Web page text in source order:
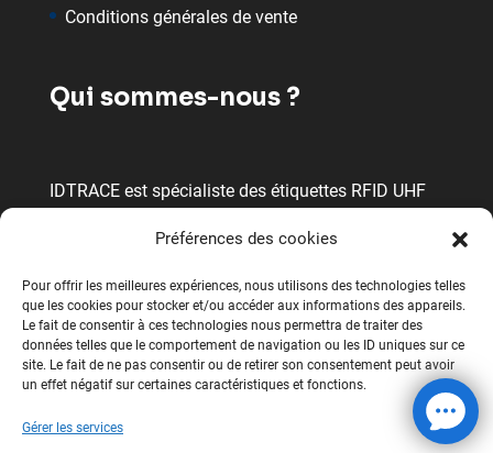
Préférences des cookies
Pour offrir les meilleures expériences, nous utilisons des technologies telles
que les cookies pour stocker et/ou accéder aux informations des appareils.
Le fait de consentir à ces technologies nous permettra de traiter des
données telles que le comportement de navigation ou les ID uniques sur ce
site. Le fait de ne pas consentir ou de retirer son consentement peut avoir
un effet négatif sur certaines caractéristiques et fonctions.
Gérer les services
Conditions générales de vente
Qui sommes-nous ?
IDTRACE est spécialiste des étiquettes RFID UHF
meilleurs fabricants pour proposer des étiquettes
RFID, lecteurs RFID et logiciels RFID performants,
adaptés aux besoins des entreprises.